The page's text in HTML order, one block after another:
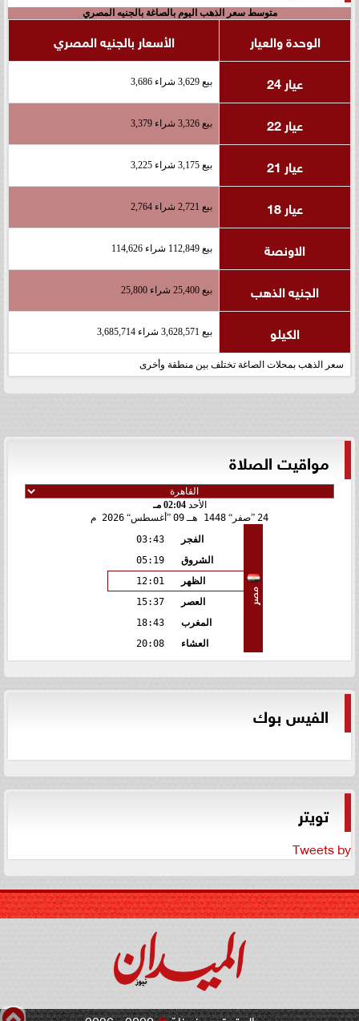
متوسط سعر الذهب اليوم بالصاغة بالجنيه المصري
الوحدة والعيار
الأسعار بالجنيه المصري
عيار 24
بيع 3,629 شراء 3,686
عيار 22 بيع 3,326 شراء 3,379
عيار 21 بيع 3,175 شراء 3,225
عيار 18 بيع 2,721 شراء 2,764
الاونصة بيع 112,849 شراء 114,626
الجنيه الذهب بيع 25,400 شراء 25,800
الكيلو بيع 3,628,571 شراء 3,685,714
سعر الذهب بمحلات الصاغة تختلف بين منطقة وأخرى
مواقيت الصلاة
الأحد02:04 مـ
24 صفر 1448 هـ 09 أغسطس 2026 م
مصر
الفجر
03:43
الشروق
05:19
الظهر
12:01
العصر
15:37
المغرب
18:43
العشاء
20:08
الفيس بوك
تويتر
Tweets by